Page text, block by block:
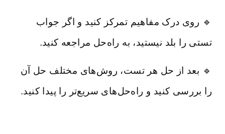
🔹 روی درک مفاهیم تمرکز کنید و اگر جواب
تستی را بلد نیستید، به راه‌حل مراجعه کنید.
🔹 بعد از حل هر تست، روش‌های مختلف حل آن
را بررسی کنید و راه‌حل‌های سریع‌تر را پیدا کنید.